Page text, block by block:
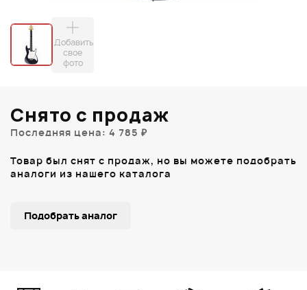
Добавить
свое
фото
Снято с продаж
Последняя цена: 4 785 ₽
Товар был снят с продаж, но вы можете подобрать
аналоги из нашего каталога
Подобрать аналог